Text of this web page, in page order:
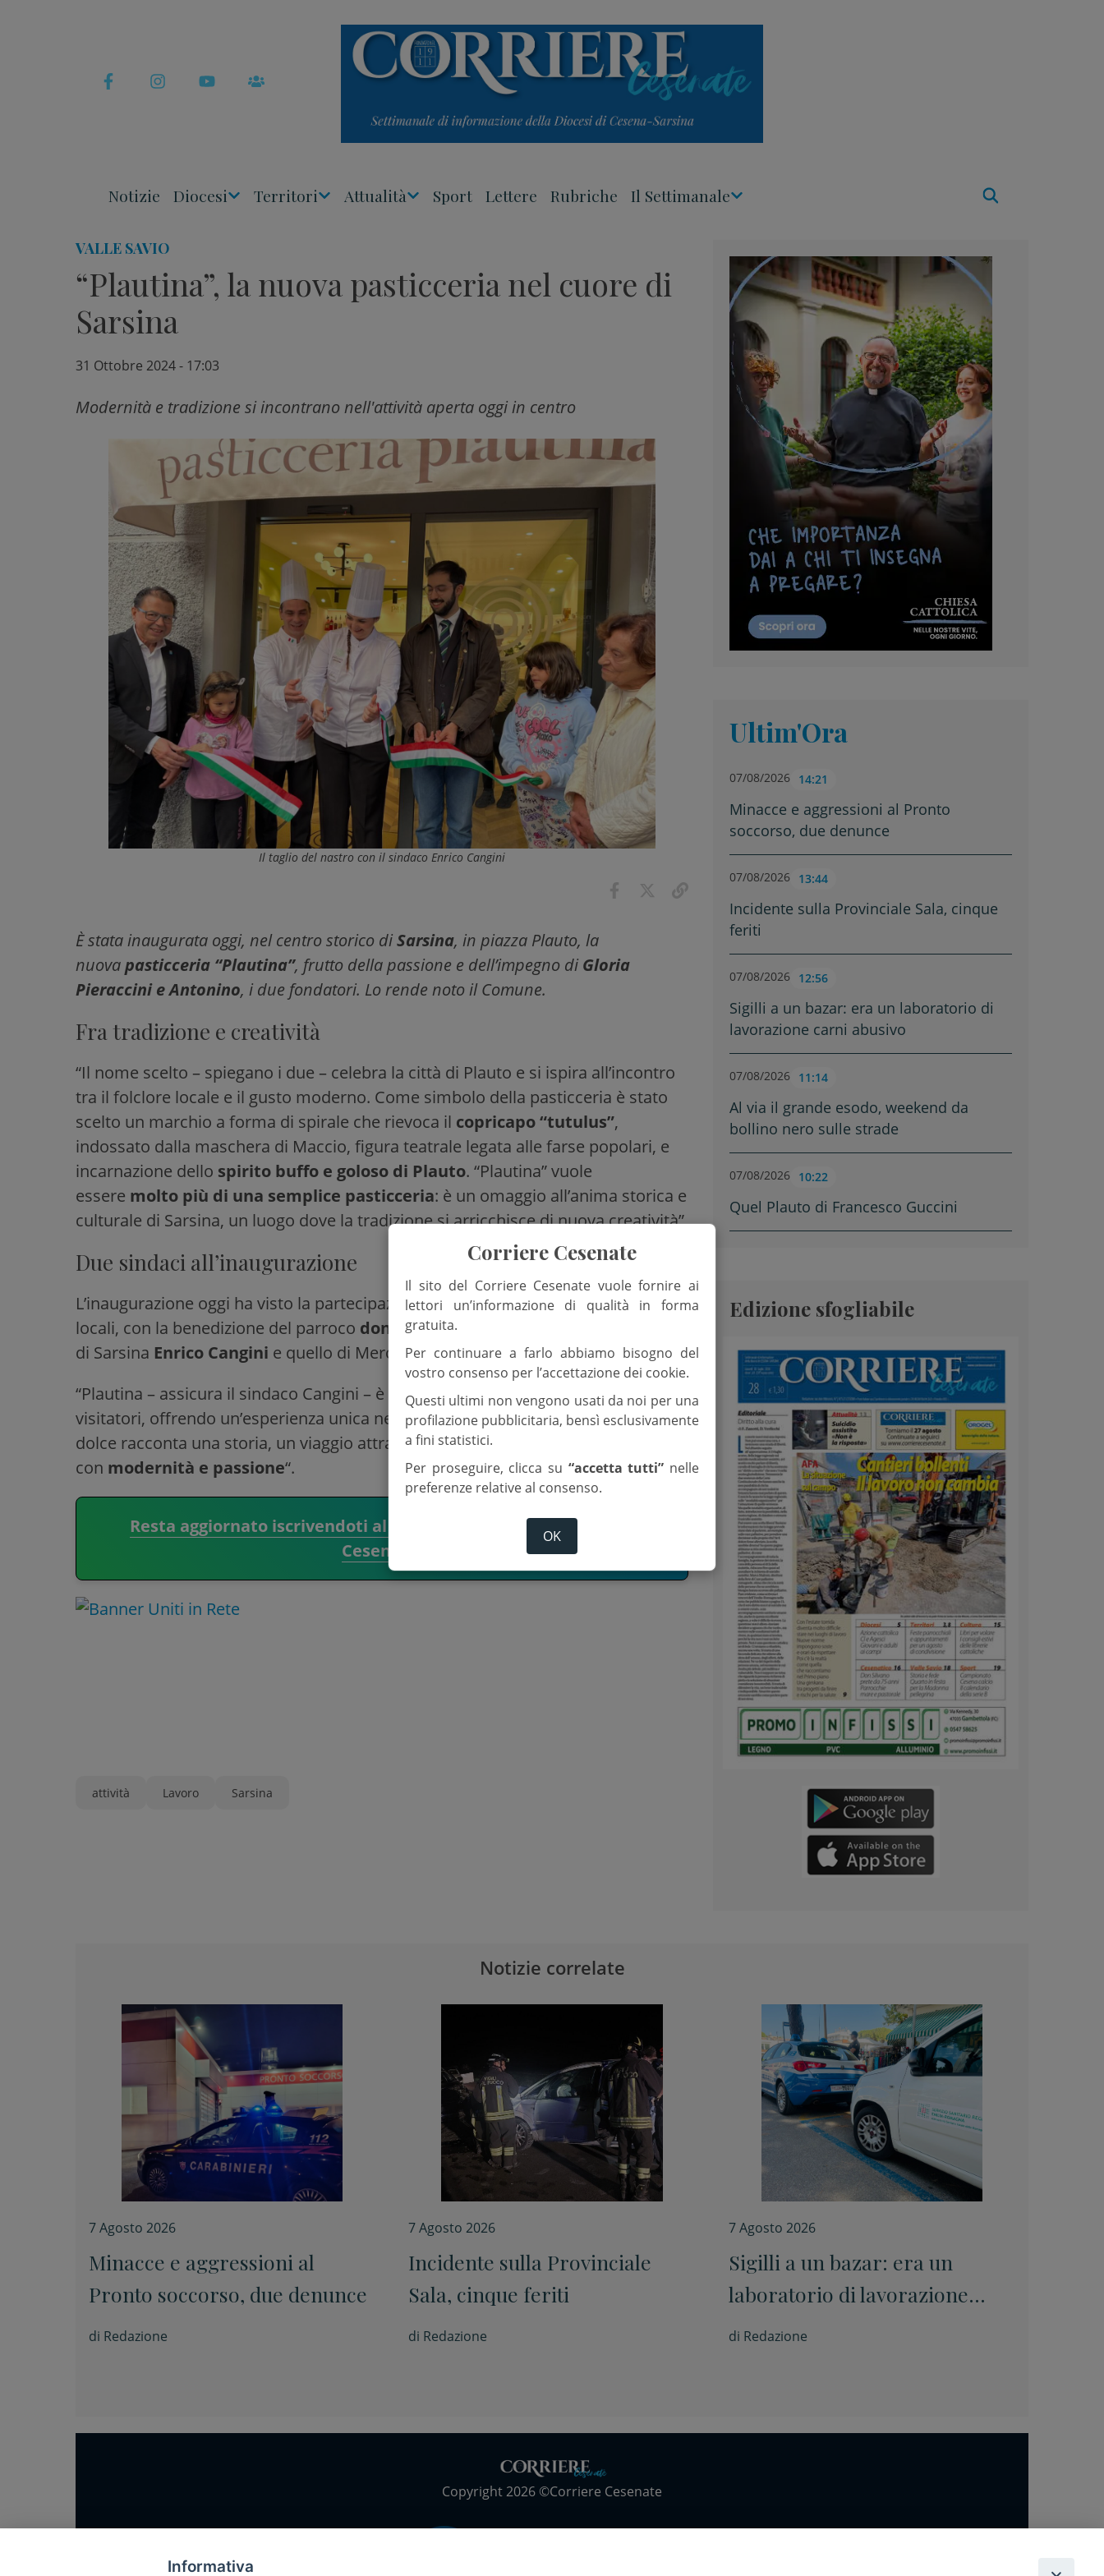
Notizie Diocesi Territori Attualità Sport Lettere Rubriche Il Settimanale
VALLE SAVIO
“Plautina”, la nuova pasticceria nel cuore di
Sarsina
31 Ottobre 2024 - 17:03
Modernità e tradizione si incontrano nell'attività aperta oggi in centro
Il taglio del nastro con il sindaco Enrico Cangini
È stata inaugurata oggi, nel centro storico diSarsina, in piazza Plauto, la
nuovapasticceria “Plautina”, frutto della passione e dell’impegno di Gloria
Pieraccini e Antonino, i due fondatori. Lo rende noto il Comune.
Fra tradizione e creatività
“Il nome scelto – spiegano i due – celebra la città di Plauto e si ispira all’incontro
tra il folclore locale e il gusto moderno. Come simbolo della pasticceria è stato
scelto un marchio a forma di spirale che rievoca il copricapo “tutulus”,
indossato dalla maschera di Maccio, figura teatrale legata alle farse popolari, e
incarnazione dello spirito buffo e goloso di Plauto. “Plautina” vuole
essere molto più di una semplice pasticceria: è un omaggio all’anima storica e
culturale di Sarsina, un luogo dove la tradizione si arricchisce di nuova creatività”.
Due sindaci all’inaugurazione
L’inaugurazione oggi ha visto la partecipazione di molti cittadini e delle autorità
locali, con la benedizione del parroco don Rudy Tonelli
di Sarsina Enrico Cangini e quello di Mercato SaracenoMonica Rossi.
“Plautina – assicura il sindaco Cangini – è pronta ad accogliere cittadini e
visitatori, offrendo un’esperienza unica nel mondo della pasticceria dove ogni
dolce racconta una storia, un viaggio attraverso sapori tradizionali reinterpretati
con modernità e passione“.
Resta aggiornato iscrivendoti al canale WhatsApp del Corriere
Cesenate.
attività Lavoro Sarsina
Ultim'Ora
07/08/2026 14:21
Minacce e aggressioni al Pronto
soccorso, due denunce
07/08/2026 13:44
Incidente sulla Provinciale Sala, cinque
feriti
07/08/2026 12:56
Sigilli a un bazar: era un laboratorio di
lavorazione carni abusivo
07/08/2026 11:14
Al via il grande esodo, weekend da
bollino nero sulle strade
07/08/2026 10:22
Quel Plauto di Francesco Guccini
Edizione sfogliabile
Notizie correlate
7 Agosto 2026
Minacce e aggressioni al
Pronto soccorso, due denunce
di Redazione
7 Agosto 2026
Incidente sulla Provinciale
Sala, cinque feriti
di Redazione
7 Agosto 2026
Sigilli a un bazar: era un
laboratorio di lavorazione
carni abusivo
di Redazione
Copyright 2026 ©Corriere Cesenate
Corriere Cesenate
Il sito del Corriere Cesenate vuole fornire ai
lettori un’informazione di qualità in forma
gratuita.
Per continuare a farlo abbiamo bisogno del
vostro consenso per l’accettazione dei cookie.
Questi ultimi non vengono usati da noi per una
profilazione pubblicitaria, bensì esclusivamente
a fini statistici.
Per proseguire, clicca su “accetta tutti” nelle
preferenze relative al consenso.
OK
Informativa